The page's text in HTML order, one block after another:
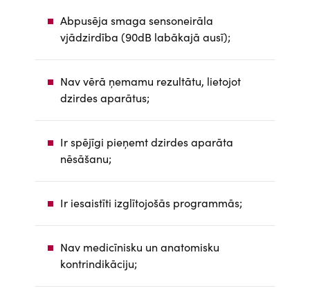
Abpusēja smaga sensoneirāla
vjādzirdība (90dB labākajā ausī);
Nav vērā ņemamu rezultātu, lietojot
dzirdes aparātus;
Ir spējīgi pieņemt dzirdes aparāta
nēsāšanu;
Ir iesaistīti izglītojošās programmās;
Nav medicīnisku un anatomisku
kontrindikāciju;